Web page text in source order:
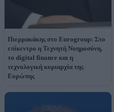
Πιερρακάκης στο Eurogroup: Στο
επίκεντρο η Τεχνητή Νοημοσύνη,
το digital finance και η
τεχνολογική κυριαρχία της
Ευρώπης